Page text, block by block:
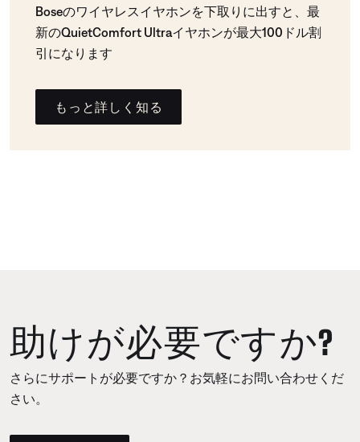
Boseのワイヤレスイヤホンを下取りに出すと、最
新のQuietComfort Ultraイヤホンが最大100ドル割
引になります
もっと詳しく知る
助けが必要ですか?
さらにサポートが必要ですか？お気軽にお問い合わせくだ
さい。